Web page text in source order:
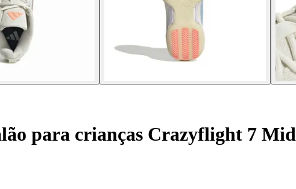
para crianças Crazyflight 7 Mid